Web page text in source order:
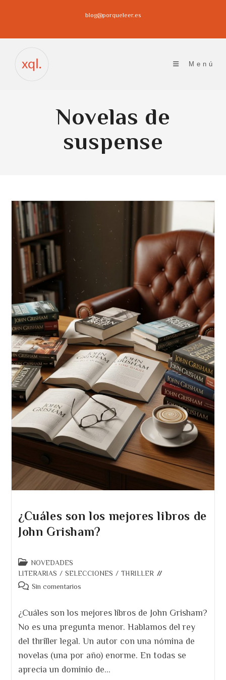
blog@porqueleer.es
Menú
Novelas de
suspense
¿Cuáles son los mejores libros de
John Grisham?
Categoría
de
la
NOVEDADES
LITERARIAS / SELECCIONES / THRILLER
Comentarios
entrada:
Sin comentarios
¿Cuáles son los mejores libros de John Grisham?
No es una pregunta menor. Hablamos del rey
del thriller legal. Un autor con una nómina de
novelas (una por año) enorme. En todas se
aprecia un dominio de…